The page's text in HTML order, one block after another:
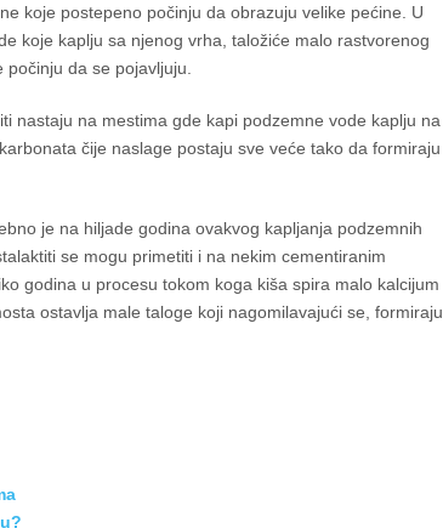
koje postepeno počinju da obrazuju velike pećine. U
koje kaplju sa njenog vrha, taložiće malo rastvorenog
da se pojavljuju.
nastaju na mestima gde kapi podzemne vode kaplju na
čije naslage postaju sve veće tako da formiraju
je na hiljade godina ovakvog kapljanja podzemnih
se mogu primetiti i na nekim cementiranim
godina u procesu tokom koga kiša spira malo kalcijum
ostavlja male taloge koji nagomilavajući se, formiraju